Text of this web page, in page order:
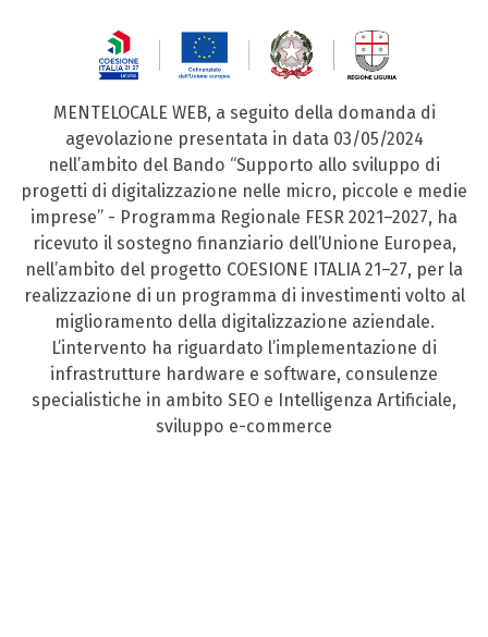
MENTELOCALE WEB, a seguito della domanda di
agevolazione presentata in data 03/05/2024
nell’ambito del Bando “Supporto allo sviluppo di
progetti di digitalizzazione nelle micro, piccole e medie
imprese” - Programma Regionale FESR 2021–2027, ha
ricevuto il sostegno finanziario dell’Unione Europea,
nell’ambito del progetto COESIONE ITALIA 21–27, per la
realizzazione di un programma di investimenti volto al
miglioramento della digitalizzazione aziendale.
L’intervento ha riguardato l’implementazione di
infrastrutture hardware e software, consulenze
specialistiche in ambito SEO e Intelligenza Artificiale,
sviluppo e-commerce